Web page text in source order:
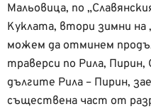
Мальовица, по
Куклата, втори зимни на
можем да отминем
траверси по Рила,
дългите Рила – Пирин,
съществена част от